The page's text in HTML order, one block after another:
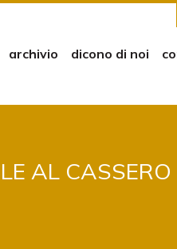
archivio dicono di noi
AL CASSERO